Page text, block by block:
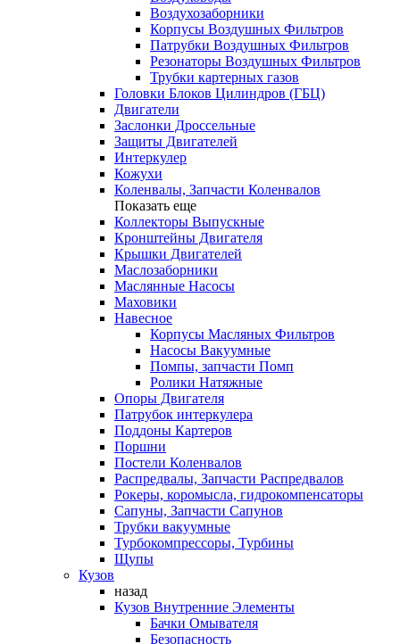
Воздухозаборники
Корпусы Воздушных Фильтров
Патрубки Воздушных Фильтров
Резонаторы Воздушных Фильтров
Трубки картерных газов
Головки Блоков Цилиндров (ГБЦ)
Двигатели
Заслонки Дроссельные
Защиты Двигателей
Интеркулер
Кожухи
Коленвалы, Запчасти Коленвалов
Показать еще
Коллекторы Выпускные
Кронштейны Двигателя
Крышки Двигателей
Маслозаборники
Маслянные Насосы
Маховики
Навесное
Корпусы Масляных Фильтров
Насосы Вакуумные
Помпы, запчасти Помп
Ролики Натяжные
Опоры Двигателя
Патрубок интеркулера
Поддоны Картеров
Поршни
Постели Коленвалов
Распредвалы, Запчасти Распредвалов
Рокеры, коромысла, гидрокомпенсаторы
Сапуны, Запчасти Сапунов
Трубки вакуумные
Турбокомпрессоры, Турбины
Щупы
Кузов
назад
Кузов Внутренние Элементы
Бачки Омывателя
Безопасность